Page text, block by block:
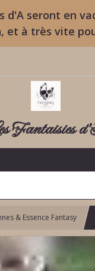
seront en
à très vite
Fantaisies
& Essence Fantasy